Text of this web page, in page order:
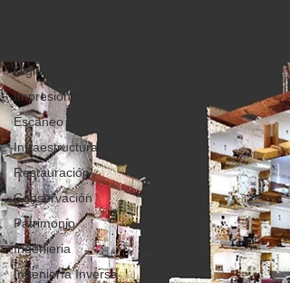
Digitalización
Impresión 3D
Escaneo 3D
Infraestructuras
Restauración
Conservación
Patrimonio
Ingenieria
Ingeniería Inversa